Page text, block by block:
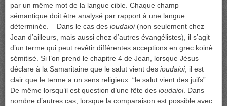
par un même mot de la langue cible. Chaque champ
sémantique doit être analysé par rapport à une langue
déterminée. Dans le cas des ioudaioi (non seulement chez
Jean d’ailleurs, mais aussi chez d’autres évangélistes), il s’agit
d’un terme qui peut revêtir différentes acceptions en grec koinè
sémitisé. Si l’on prend le chapitre 4 de Jean, lorsque Jésus
déclare à la Samaritaine que le salut vient des ioudaioi, il est
clair que le terme a un sens religieux: “le salut vient des juifs”.
De même lorsqu’il est question d’une fête des ioudaioi. Dans
nombre d’autres cas, lorsque la comparaison est possible avec